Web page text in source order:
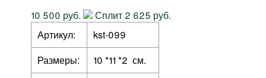
10 500 руб.
Сплит 2 625 руб.
Артикул:
kst-099
Размеры:
10 *11 *2 см.